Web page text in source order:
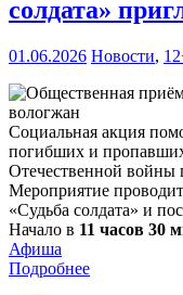
солдата»
01.06.2026 Новости,
Социальная акция
погибших и
Отечественной войны
Мероприятие
«Судьба солдата» и
Начало в 11 часов 30
Афиша
Подробнее